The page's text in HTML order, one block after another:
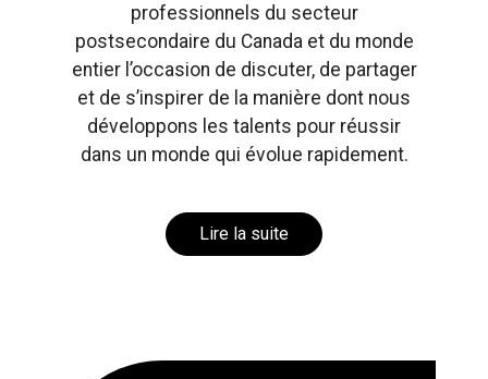
professionnels du secteur
postsecondaire du Canada et du monde
entier l’occasion de discuter, de partager
et de s’inspirer de la manière dont nous
développons les talents pour réussir
dans un monde qui évolue rapidement.
Lire la suite